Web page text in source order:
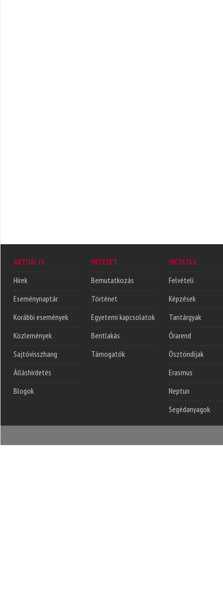
AKTUÁLIS
Hírek
Eseménynaptár
Korábbi események
Közlemények
Sajtóvisszhang
Álláshirdetés
Blogok
INTÉZET
Bemutatkozás
Történet
Egyetemi kapcsolatok
Bentlakás
Támogatók
OKTATÁS
Felvételi
Képzések
Tantárgyak
Órarend
Ösztöndíjak
Erasmus
Neptun
Segédanyagok